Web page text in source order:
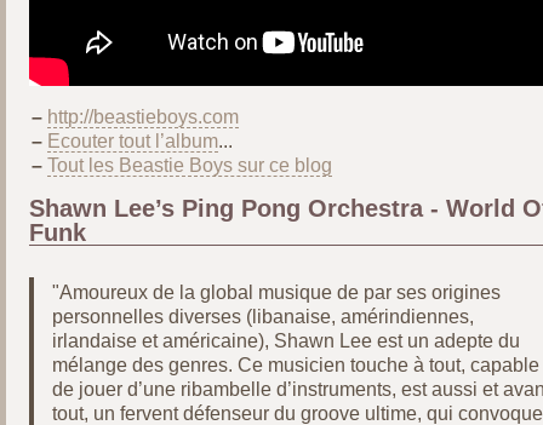
– http://beastieboys.com
– Ecouter tout l’album...
– Tout les Beastie Boys sur ce blog
Shawn Lee’s Ping Pong Orchestra - World
Funk
"Amoureux de la global musique de par ses origines
personnelles diverses (libanaise, amérindiennes,
irlandaise et américaine), Shawn Lee est un adepte du
mélange des genres. Ce musicien touche à tout, capable
de jouer d’une ribambelle d’instruments, est aussi et
tout, un fervent défenseur du groove ultime, qui convoque